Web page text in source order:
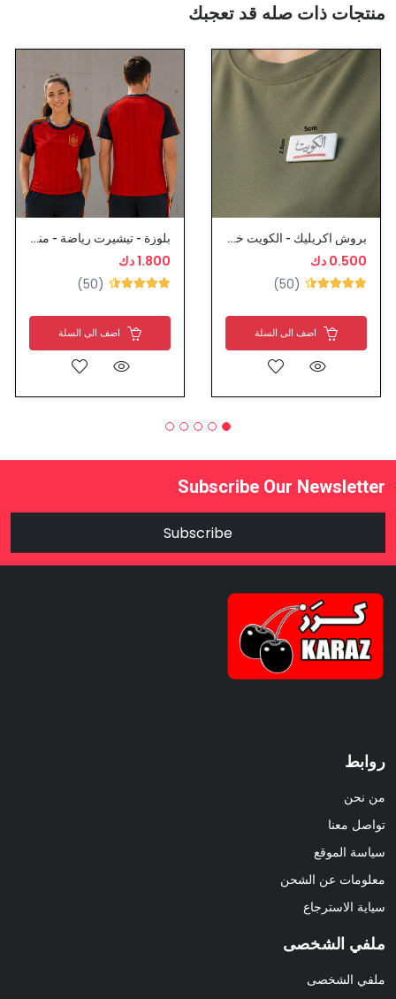
منتجات ذات صله قد تعجبك
بروش اكريليك - الكويت خط احمر
0.500 دك
(50)
اضف الى السلة
بلوزة - تيشيرت رياضة - منتخب اسبانيا
1.800 دك
(50)
اضف الى السلة
Subscribe Our Newsletter
Subscribe
روابط
من نحن
تواصل معنا
سياسة الموقع
معلومات عن الشحن
سياية الاسترجاع
ملفي الشخصى
ملفي الشخصى